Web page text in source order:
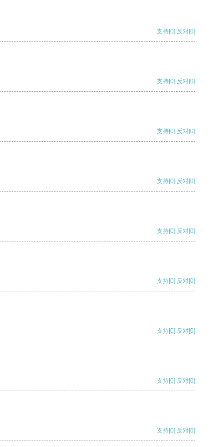
支持[0] 反对[0]
支持[0] 反对[0]
支持[0] 反对[0]
支持[0] 反对[0]
支持[0] 反对[0]
支持[0] 反对[0]
支持[0] 反对[0]
支持[0] 反对[0]
支持[0] 反对[0]